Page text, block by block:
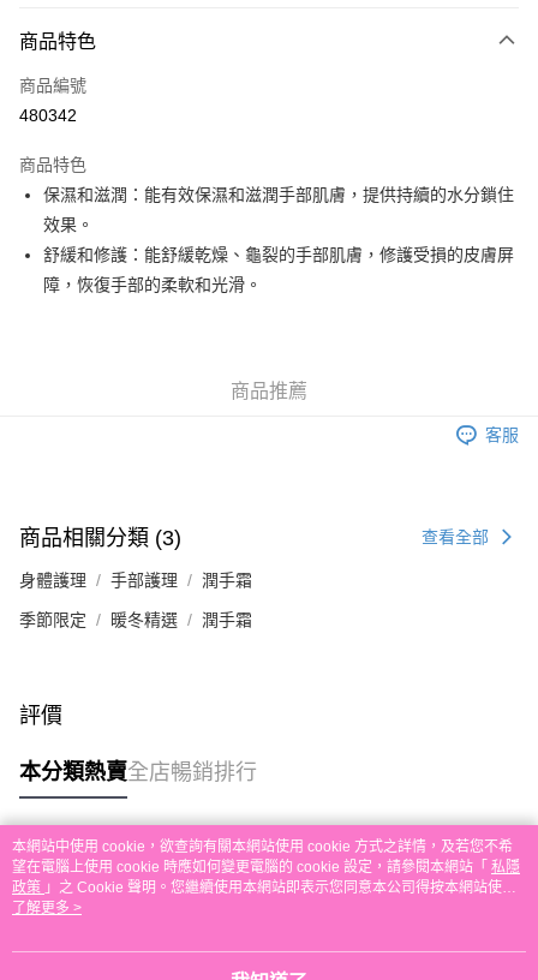
信用卡
Apple Pay
AlipayHK
PayMe
WeChat Pay
銀行匯款 請將存款存到以下銀行帳戶，並於存款單據寫上訂單編號後電郵至
eshop@colourmix-cosmetics.com** **我們不會處理沒有提供存款單據的訂
單。 如果訂購後七個工作天內我們未能收到有關存款，有關訂單將被取消。
付款後順豐站及營業點取貨
免運費
其他地區配送
商品特色
商品編號
480342
商品特色
保濕和滋潤：能有效保濕和滋潤手部肌膚，提供持續的水分鎖住
效果。
舒緩和修護：能舒緩乾燥、龜裂的手部肌膚，修護受損的皮膚屏
障，恢復手部的柔軟和光滑。
商品推薦
客服
商品相關分類 (3) 查看全部
身體護理 手部護理 潤手霜
季節限定 暖冬精選 潤手霜
評價
本分類熱賣全店暢銷排行
熱門標籤
熱銷排行
本網站中使用 cookie，欲查詢有關本網站使用 cookie 方式之詳情，及若您不希
望在電腦上使用 cookie 時應如何變更電腦的 cookie 設定，請參閱本網站「 私隱
政策 」之 Cookie 聲明。您繼續使用本網站即表示您同意本公司得按本網站使用
條款之 Cookie 聲明使用 cookie。
了解更多 >